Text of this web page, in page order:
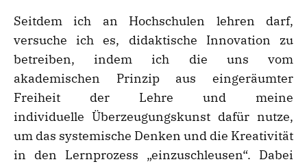
Seitdem ich an Hochschulen lehren darf,
versuche ich es, didaktische Innovation zu
betreiben, indem ich die uns vom
akademischen Prinzip aus eingeräumter
Freiheit der Lehre und meine
individuelle Überzeugungskunst dafür nutze,
um das systemische Denken und die Kreativität
in den Lernprozess „einzuschleusen“. Dabei